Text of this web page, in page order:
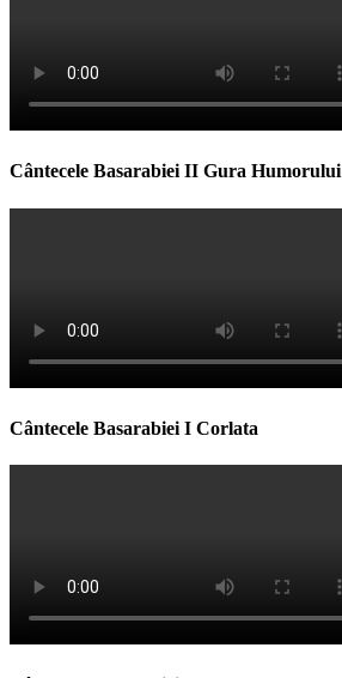
Cântecele Basarabiei II Gura Humorului
Cântecele Basarabiei I Corlata